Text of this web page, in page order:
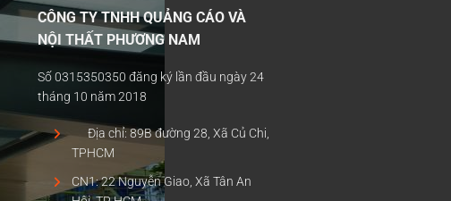
CÔNG TY TNHH QUẢNG CÁO VÀ
NỘI THẤT PHƯƠNG NAM
Số 0315350350 đăng ký lần đầu ngày 24
tháng 10 năm 2018
Địa chỉ: 89B đường 28, Xã Củ Chi,
TPHCM
CN1: 22 Nguyễn Giao, Xã Tân An